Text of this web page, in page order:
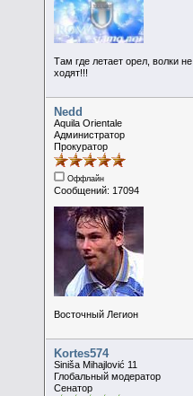
Там где летает орел, волки не
ходят!!!
Nedd
Aquila Orientale
Администратор
Прокуратор
Оффлайн
Сообщений: 17094
Восточный Легион
Kortes574
Siniša Mihajlović 11
Глобальный модератор
Сенатор